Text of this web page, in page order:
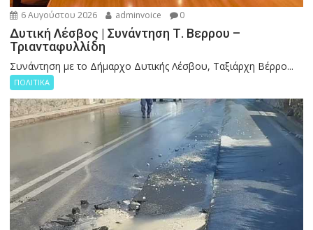
6 Αυγούστου 2026 adminvoice 0
Δυτική Λέσβος | Συνάντηση Τ. Βερρου –
Τριανταφυλλίδη
Συνάντηση με το Δήμαρχο Δυτικής Λέσβου, Ταξιάρχη Βέρρο...
ΠΟΛΙΤΙΚΑ